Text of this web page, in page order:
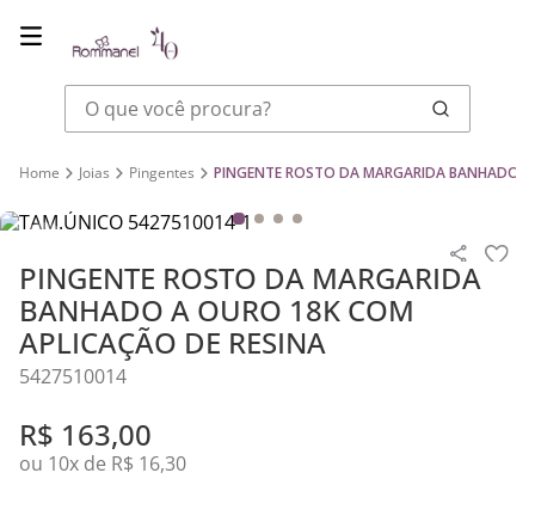
O que você procura?
Joias Pingentes PINGENTE ROSTO DA MARGARIDA BANHADO
PINGENTE ROSTO DA MARGARIDA
BANHADO A OURO 18K COM
APLICAÇÃO DE RESINA
5427510014
R$ 163,00
ou 10x de R$ 16,30